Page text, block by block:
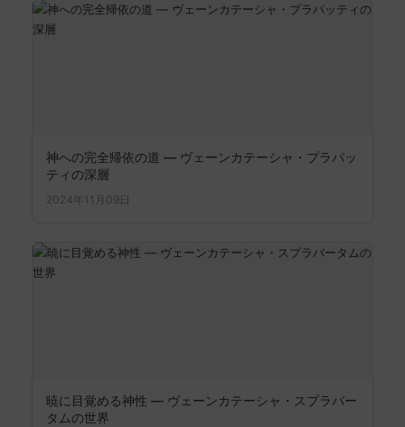
神への完全帰依の道 ― ヴェーンカテーシャ・プラパッ
ティの深層
2024年11月09日
暁に目覚める神性 ― ヴェーンカテーシャ・スプラバー
タムの世界